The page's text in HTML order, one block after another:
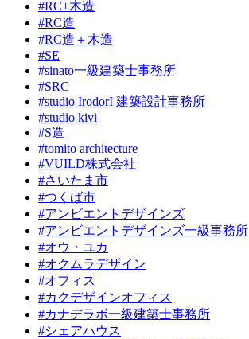
#RC+木造
#RC造
#RC造＋木造
#SE
#sinato一級建築士事務所
#SRC
#studio IrodorI 建築設計事務所
#studio kivi
#S造
#tomito architecture
#VUILD株式会社
#さいたま市
#つくば市
#アンビエントデザインズ
#アンビエントデザインズ一級事務所
#オウ・ユカ
#オクムラデザイン
#オフィス
#カクデザインオフィス
#カナデラボ一級建築士事務所
#シェアハウス